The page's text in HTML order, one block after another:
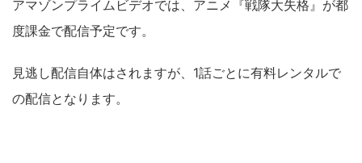
アマゾンプライムビデオでは、アニメ『戦隊大失格』が都
度課金で配信予定です。
見逃し配信自体はされますが、1話ごとに有料レンタルで
の配信となります。